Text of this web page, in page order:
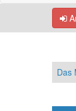
Das